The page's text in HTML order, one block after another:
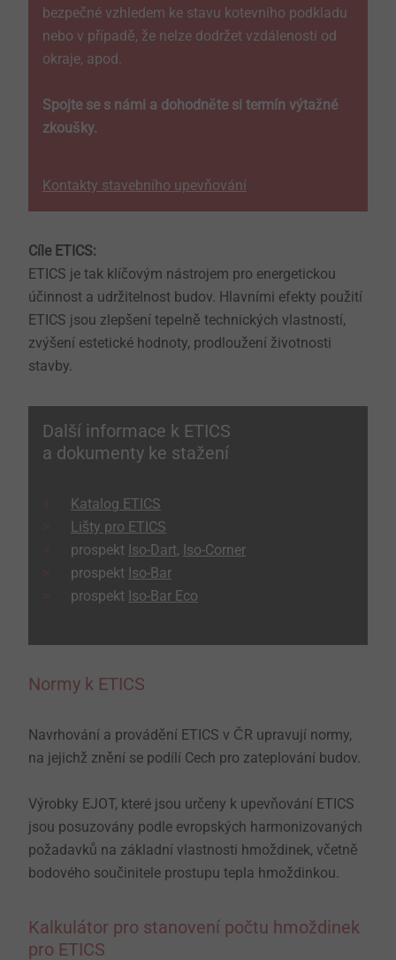
bezpečné vzhledem ke stavu kotevního podkladu
nebo v případě, že nelze dodržet vzdálenosti od
okraje, apod.
Spojte se s námi a dohodněte si termín výtažné
zkoušky.
Kontakty stavebního upevňování
Cíle ETICS:
ETICS je tak klíčovým nástrojem pro energetickou
účinnost a udržitelnost budov. Hlavními efekty použití
ETICS jsou zlepšení tepelně technických vlastností,
zvýšení estetické hodnoty, prodloužení životnosti
stavby.
Další informace k ETICS
a dokumenty ke stažení
Katalog ETICS
Lišty pro ETICS
prospekt Iso-Dart, Iso-Corner
prospekt Iso-Bar
prospekt Iso-Bar Eco
Normy k ETICS
Navrhování a provádění ETICS v ČR upravují normy,
na jejichž znění se podílí Cech pro zateplování budov.
Výrobky EJOT, které jsou určeny k upevňování ETICS
jsou posuzovány podle evropských harmonizovaných
požadavků na základní vlastnosti hmoždinek, včetně
bodového součinitele prostupu tepla hmoždinkou.
Kalkulátor pro stanovení počtu hmoždinek
pro ETICS